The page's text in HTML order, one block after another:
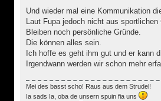
t
a
g
Und wieder mal eine Kommunikation
Laut Fupa jedoch nicht aus sportlichen
Bleiben noch persönliche Gründe.
Die können alles sein.
Ich hoffe es geht ihm gut und er kann
Irgendwann werden wir schon mehr
Mei des basst scho! Raus aus dem Strudel!
Ia sads Ia, oba de unsern spuin fia uns